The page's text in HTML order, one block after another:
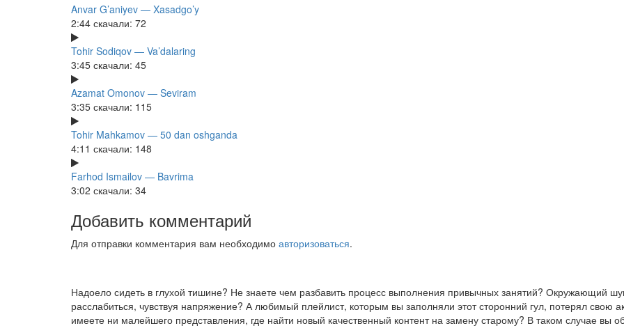
Anvar G’aniyev — Xasadgo’y
2:44 скачали: 72
Tohir Sodiqov — Va’dalaring
3:45 скачали: 45
Azamat Omonov — Seviram
3:35 скачали: 115
Tohir Mahkamov — 50 dan oshganda
4:11 скачали: 148
Farhod Ismailov — Bavrima
3:02 скачали: 34
Добавить комментарий
Для отправки комментария вам необходимо авторизоваться.
Надоело сидеть в глухой тишине? Не знаете чем разбавить процесс выполнения привычных занятий? Окружающий
расслабиться, чувствуя напряжение? А любимый плейлист, которым вы заполняли этот сторонний гул, потерял свою
имеете ни малейшего представления, где найти новый качественный контент на замену старому? В таком случае вы